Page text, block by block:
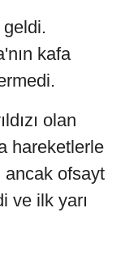
geldi.
kafa
olan
hareketlerle
ancak ofsayt
ve ilk yarı